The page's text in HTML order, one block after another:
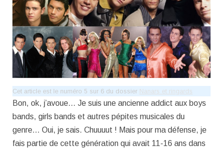
Cet article est le numéro 5 sur 6 du dossier Nanars et ringards
Bon, ok, j’avoue… Je suis une ancienne addict aux boys
bands, girls bands et autres pépites musicales du
genre… Oui, je sais. Chuuuut ! Mais pour ma défense, je
fais partie de cette génération qui avait 11-16 ans dans